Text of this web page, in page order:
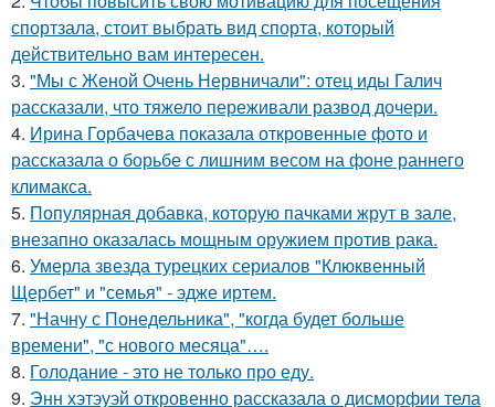
спортзала, стоит выбрать вид спорта, который
действительно вам интересен.
3. "Мы с Женой Очень Нервничали": отец иды Галич
рассказали, что тяжело переживали развод дочери.
4. Ирина Горбачева показала откровенные фото и
рассказала о борьбе с лишним весом на фоне раннего
климакса.
5. Популярная добавка, которую пачками жрут в зале,
внезапно оказалась мощным оружием против рака.
6. Умерла звезда турецких сериалов "Клюквенный
Щербет" и "семья" - эдже иртем.
7. "Начну с Понедельника", "когда будет больше
времени", "с нового месяца"….
8. Голодание - это не только про еду.
9. Энн хэтэуэй откровенно рассказала о дисморфии тела